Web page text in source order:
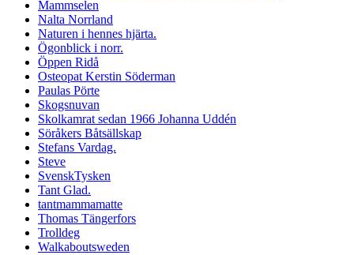
Mammselen
Nalta Norrland
Naturen i hennes hjärta.
Ögonblick i norr.
Öppen Ridå
Osteopat Kerstin Söderman
Paulas Pörte
Skogsnuvan
Skolkamrat sedan 1966 Johanna Uddén
Söråkers Båtsällskap
Stefans Vardag.
Steve
SvenskTysken
Tant Glad.
tantmammamatte
Thomas Tängerfors
Trolldeg
Walkaboutsweden